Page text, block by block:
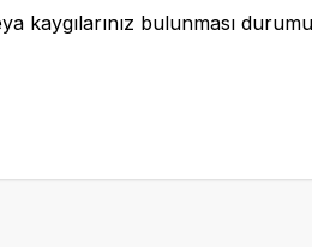
kaygılarınız bulunması